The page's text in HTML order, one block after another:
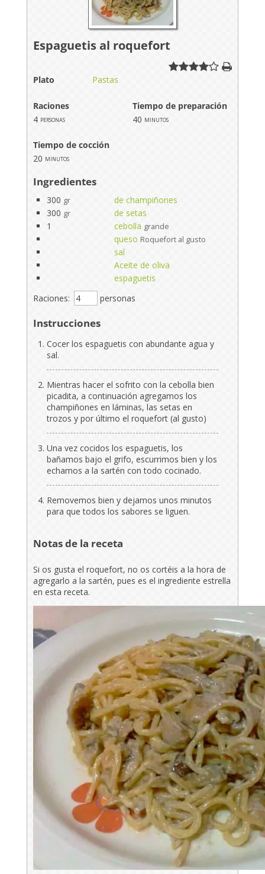
Espaguetis al roquefort
Plato Pastas
Raciones
Tiempo de preparación
4 personas 40 minutos
Tiempo de cocción
20 minutos
Ingredientes
300 gr
de champiñones
300 gr
de setas
1
cebolla grande
queso Roquefort al gusto
sal
Aceite de oliva
espaguetis
Raciones:
personas
Instrucciones
Cocer los espaguetis con abundante agua y
sal.
Mientras hacer el sofrito con la cebolla bien
picadita, a continuación agregamos los
champiñones en láminas, las setas en
trozos y por último el roquefort (al gusto)
Una vez cocidos los espaguetis, los
bañamos bajo el grifo, escurrimos bien y los
echamos a la sartén con todo cocinado.
Removemos bien y dejamos unos minutos
para que todos los sabores se liguen.
Notas de la receta
Si os gusta el roquefort, no os cortéis a la hora de
agregarlo a la sartén, pues es el ingrediente estrella
en esta receta.